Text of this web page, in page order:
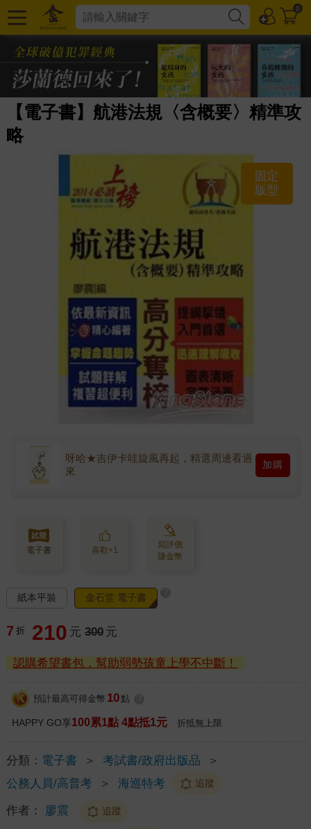
0
【電子書】航港法規〈含概要〉精準攻
略
固定
版型
呀哈★吉伊卡哇旋風再起，精選周邊看過
來
加購
電子書 喜歡+1
寫評價
賺金幣
紙本平裝 金石堂 電子書
7 折 210 元 300 元
認購希望書包，幫助弱勢孩童上學不中斷！
預計最高可得金幣 10 點
HAPPY GO享100累1點 4點抵1元 折抵無上限
分類： 電子書 ＞ 考試書/政府出版品
＞
公務人員/高普考
＞ 海巡特考 追蹤
作者： 廖震 追蹤